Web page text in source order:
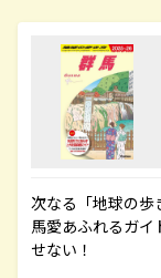
次なる「地球の歩
馬愛あふれるガイ
せない！